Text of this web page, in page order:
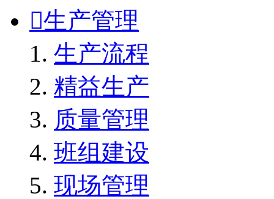
生产管理
生产流程
精益生产
质量管理
班组建设
现场管理